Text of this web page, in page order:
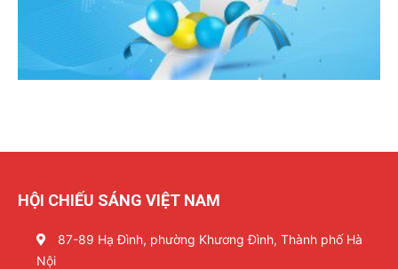
HỘI CHIẾU SÁNG VIỆT NAM
87-89 Hạ Đình, phường Khương Đình, Thành phố Hà
Nội